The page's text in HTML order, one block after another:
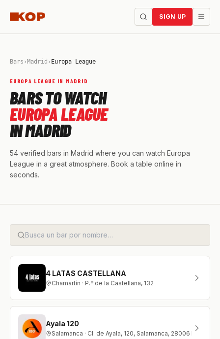
SIGN UP
Bars › Madrid › Europa League
EUROPA LEAGUE IN MADRID
BARS TO WATCH
EUROPA LEAGUE
IN MADRID
54 verified bars in Madrid where you can watch Europa
League in a great atmosphere. Book a table online in
seconds.
4 LATAS CASTELLANA
Chamartín · P.º de la Castellana, 132
Ayala 120
Salamanca · Cl. de Ayala, 120, Salamanca, 28006 Madrid